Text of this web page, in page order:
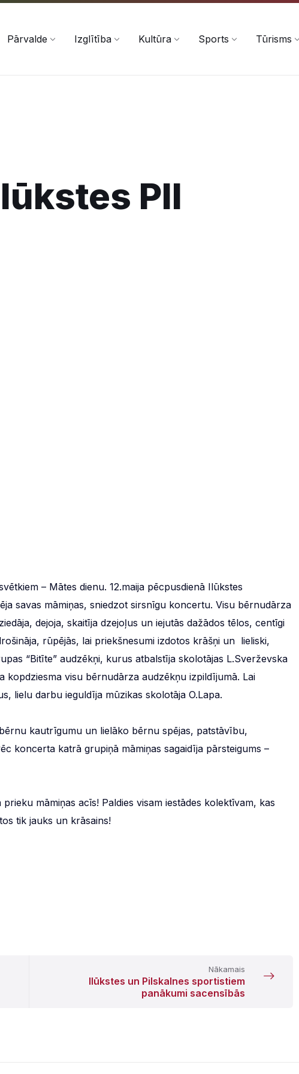
Pārvalde Izglītība Kultūra Sports Tūrisms
PII
– Mātes dienu. 12.maija pēcpusdienā Ilūkstes
savas māmiņas, sniedzot sirsnīgu koncertu. Visu bērnudārza
dejoja, skaitīja dzejoļus un iejutās dažādos tēlos, centīgi
rūpējās, lai priekšnesumi izdotos krāšņi un lieliski,
“Bitīte” audzēkņi, kurus atbalstīja skolotājas L.Sverževska
kopdziesma visu bērnudārza audzēkņu izpildījumā. Lai
lielu darbu ieguldīja mūzikas skolotāja O.Lapa.
kautrīgumu un lielāko bērnu spējas, patstāvību,
koncerta katrā grupiņā māmiņas sagaidīja pārsteigums –
māmiņas acīs! Paldies visam iestādes kolektīvam, kas
tik jauks un krāsains!
Nākamais
Ilūkstes un Pilskalnes sportistiem
panākumi sacensībās